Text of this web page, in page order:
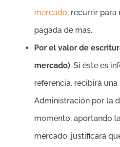
mercado, recurrir
pagada de mas.
Por el valor de
mercado). Si éste es
referencia, recibirá
Administración por la
momento, aportando
mercado, justificará